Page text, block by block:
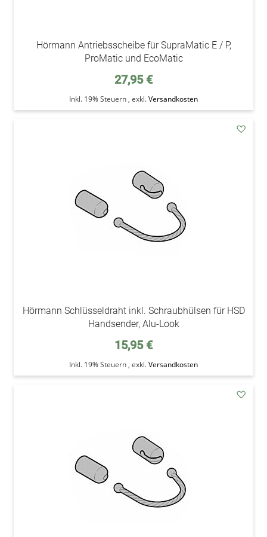
Hörmann Antriebsscheibe für SupraMatic E / P,
ProMatic und EcoMatic
27,95 €
Inkl. 19% Steuern , exkl.Versandkosten
Hörmann Schlüsseldraht inkl. Schraubhülsen für HSD
Handsender, Alu-Look
15,95 €
Inkl. 19% Steuern , exkl.Versandkosten